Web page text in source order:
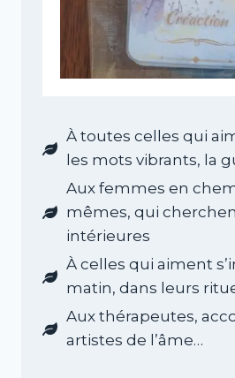
À toutes celles qui
les mots vibrants, la
Aux femmes en
mêmes, qui
intérieures
À celles qui aiment
matin, dans leurs
Aux thérapeutes,
artistes de l’âme…